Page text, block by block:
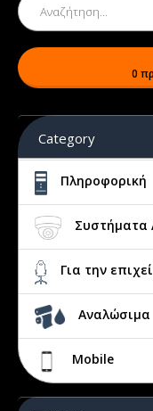
0
Category
Πληροφορική
Συστήματα
Για την
Αναλώσιμα
Mobile